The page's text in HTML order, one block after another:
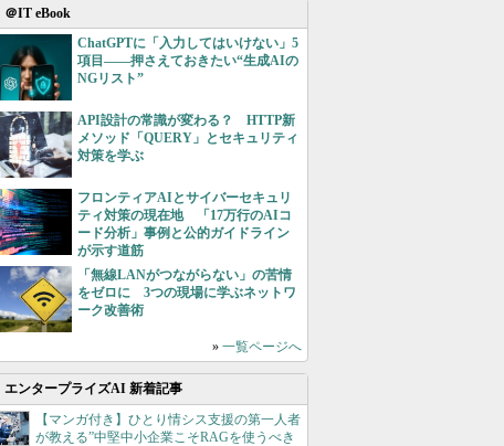
＠IT eBook
ChatGPTに「入力してはいけない」5
項目――押さえておきたい“生成AIの
NGリスト”
API設計の常識が変わる？ HTTP新
メソッド「QUERY」とセキュリティ
対策を学ぶ
フロンティアAIとサイバーセキュリ
ティ対策の現在地 「17万行のAIコ
ード分析」事例と公的ガイドライン
が示す道筋
「無線LANがつながらない」の苦情
をゼロに 3つの現場に学ぶネットワ
ーク改善術
» 一覧ページへ
エンタープライズAI 新着記事
【マンガ付き】ひとり情シス支援の第一人者
が教える”中堅中小企業こそRAGを使うべき